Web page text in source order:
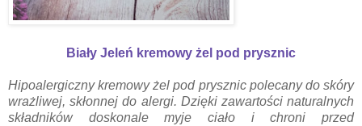
Biały Jeleń kremowy żel pod prysznic
Hipoalergiczny kremowy żel pod prysznic polecany do skóry
wrażliwej, skłonnej do alergi. Dzięki zawartości naturalnych
składników doskonale myje ciało i chroni przed